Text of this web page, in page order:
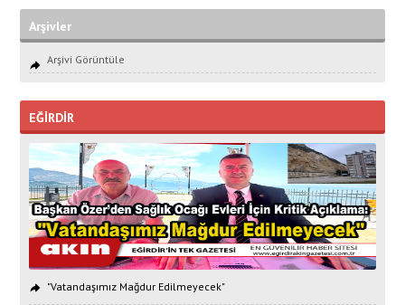
Arşivler
Arşivi Görüntüle
EĞİRDİR
"Vatandaşımız Mağdur Edilmeyecek"